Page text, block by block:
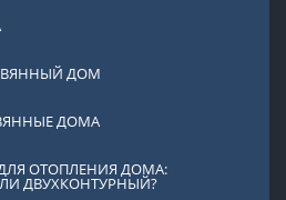
ДОМ
ДОМА
ОТОПЛЕНИЯ ДОМА:
ДВУХКОНТУРНЫЙ?